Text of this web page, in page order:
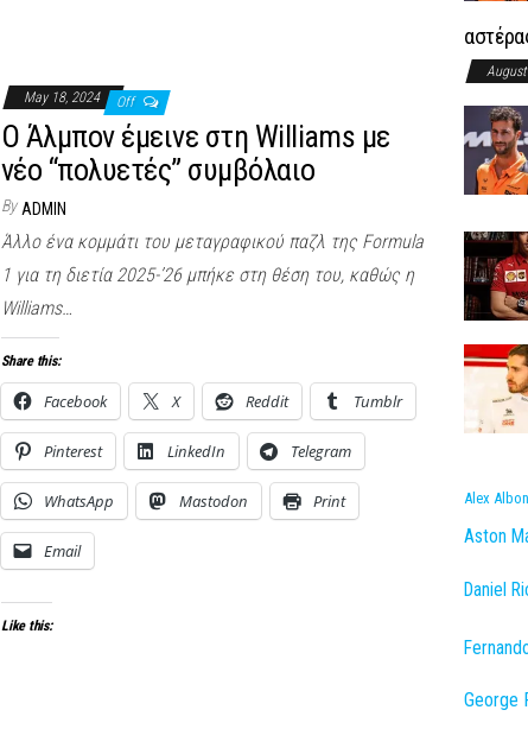
May 18, 2024 Off
Ο Άλμπον έμεινε στη Williams με
νέο “πολυετές” συμβόλαιο
By ADMIN
Άλλο ένα κομμάτι του μεταγραφικού παζλ της Formula
1 για τη διετία 2025-’26 μπήκε στη θέση του, καθώς η
Williams…
Share this:
Facebook X Reddit Tumblr
Pinterest LinkedIn Telegram
WhatsApp Mastodon Print
Email
Like this:
Alex Albon
Aston
Daniel
George